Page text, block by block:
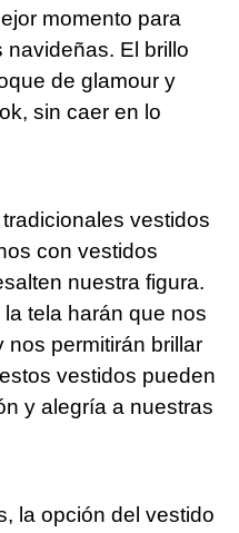
momento para
navideñas. El brillo
de glamour y
sin caer en lo
vestidos
con vestidos
nuestra figura.
tela harán que nos
permitirán brillar
vestidos pueden
y alegría a nuestras
la opción del vestido